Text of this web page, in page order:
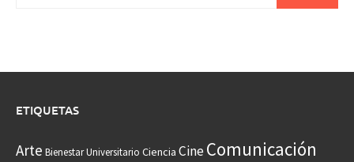
ETIQUETAS
Arte Bienestar Universitario Ciencia CineComunicación